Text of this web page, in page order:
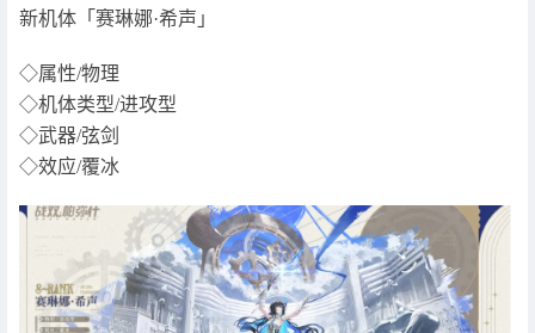
新机体「赛琳娜·希声」
◇属性/物理
◇机体类型/进攻型
◇武器/弦剑
◇效应/覆冰